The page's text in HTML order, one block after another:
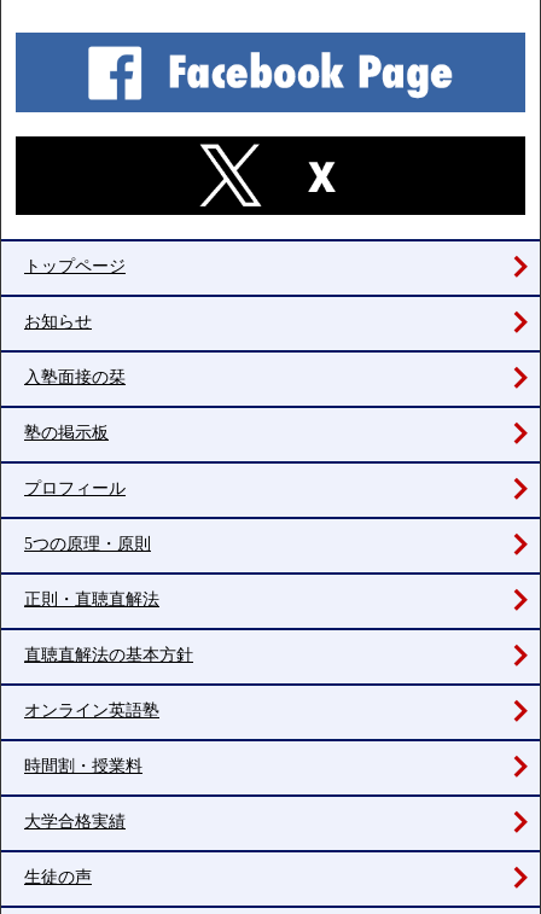
トップページ
お知らせ
入塾面接の栞
塾の掲示板
プロフィール
5つの原理・原則
正則・直聴直解法
直聴直解法の基本方針
オンライン英語塾
時間割・授業料
大学合格実績
生徒の声